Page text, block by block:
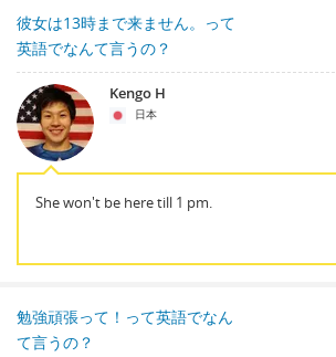
彼女は13時まで来ません。って
英語でなんて言うの？
Kengo H
日本
She won't be here till 1 pm.
勉強頑張って！って英語でなん
て言うの？